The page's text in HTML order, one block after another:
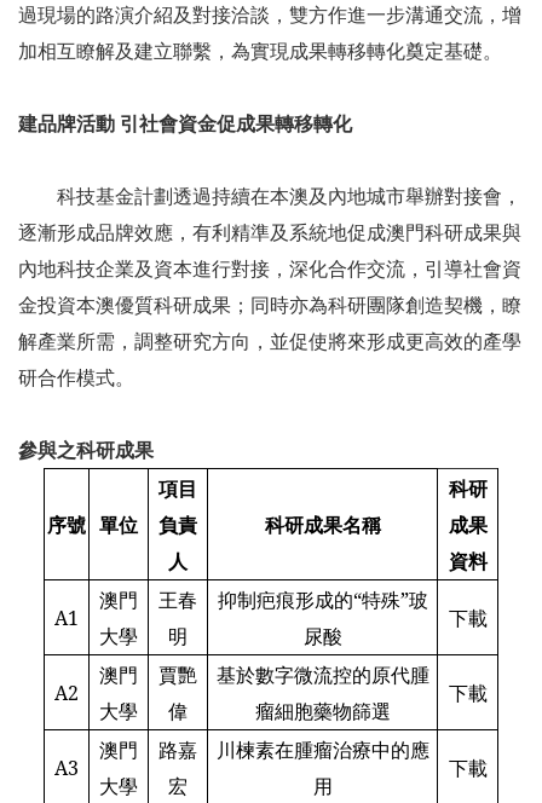
過現場的路演介紹及對接洽談，雙方作進一步溝通交流，增
加相互瞭解及建立聯繫，為實現成果轉移轉化奠定基礎。
建品牌活動 引社會資金促成果轉移轉化
科技基金計劃透過持續在本澳及內地城市舉辦對接會，
逐漸形成品牌效應，有利精準及系統地促成澳門科研成果與
內地科技企業及資本進行對接，深化合作交流，引導社會資
金投資本澳優質科研成果；同時亦為科研團隊創造契機，瞭
解產業所需，調整研究方向，並促使將來形成更高效的產學
研合作模式。
參與之科研成果
序號 單位
項目
負責
人
科研成果名稱
科研
成果
資料
A1
澳門
大學
王春
明
抑制疤痕形成的“特殊”玻
尿酸
下載
A2
澳門
大學
賈艷
偉
基於數字微流控的原代腫
瘤細胞藥物篩選
下載
A3
澳門
大學
路嘉
宏
川楝素在腫瘤治療中的應
用
下載